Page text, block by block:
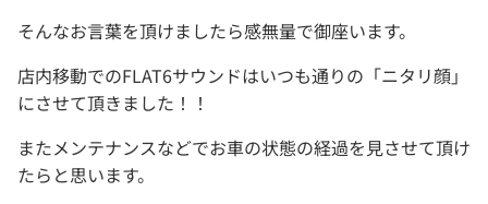
そんなお言葉を頂けましたら感無量で御座います。
店内移動でのFLAT6サウンドはいつも通りの「ニタリ顔」
にさせて頂きました！！
またメンテナンスなどでお車の状態の経過を見させて頂け
たらと思います。